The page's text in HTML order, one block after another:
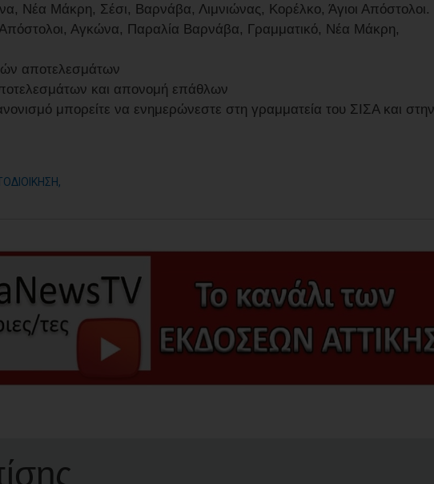
Νέα Μάκρη, Σέσι, Βαρνάβα, Λιμνιώνας, Κορέλκο, Άγιοι Απόστολοι.
Απόστολοι, Αγκώνα, Παραλία Βαρνάβα, Γραμματικό, Νέα Μάκρη,
αποτελεσμάτων
και απονομή επάθλων
μπορείτε να ενημερώνεστε στη γραμματεία του ΣΙΣΑ και στην
,